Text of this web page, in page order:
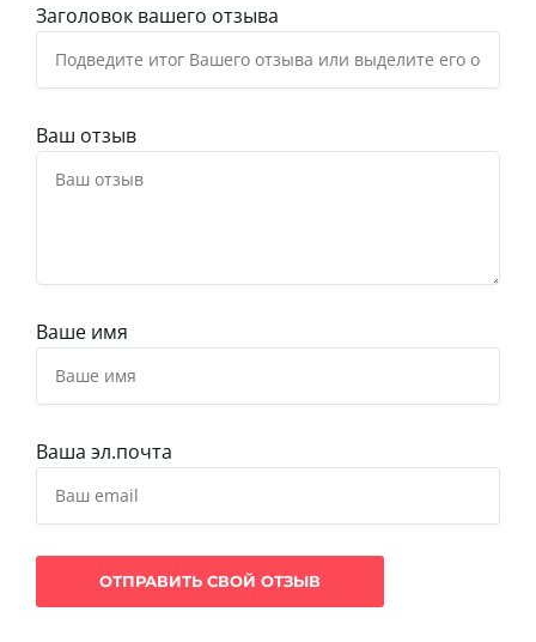
Заголовок вашего отзыва
Ваш отзыв
Ваше имя
Ваша эл.почта